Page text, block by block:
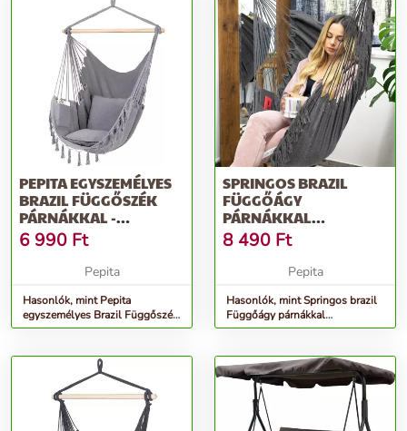
PEPITA EGYSZEMÉLYES
BRAZIL FÜGGŐSZÉK
PÁRNÁKKAL -
VILÁGOSSZÜRKE
6 990 Ft
Pepita
Hasonlók, mint Pepita
egyszemélyes Brazil Függőszék
párnákkal - világosszürke
SPRINGOS BRAZIL
FÜGGŐÁGY
PÁRNÁKKAL
130X100CM - SZÜRKE
8 490 Ft
Pepita
Hasonlók, mint Springos brazil
Függőágy párnákkal
130x100cm - szürke